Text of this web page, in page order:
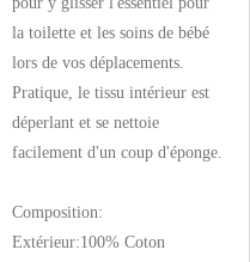
la toilette et les soins de bébé
lors de vos déplacements.
Pratique, le tissu intérieur est
déperlant et se nettoie
facilement d'un coup d'éponge.
Composition:
Extérieur:100% Coton